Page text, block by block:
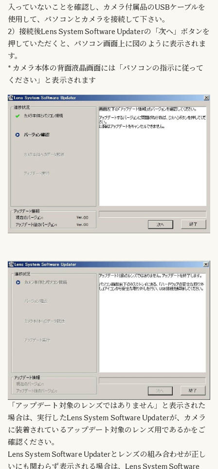
入っていないことを確認し、カメラ付属品のUSBケーブルを
使用して、パソコンとカメラを接続して下さい。
2）接続後Lens System Software Updaterの「次へ」ボタンを
押していただくと、パソコン画面上に図のように表示されま
す。
* カメラ本体の背面液晶画面には「パソコンの指示に従って
ください」と表示されます
「アップデート対象のレンズではありません」と表示された
場合は、実行したLens System Software Updaterが、カメラ
に装着されているアップデート対象のレンズ用であるかをご
確認ください。
Lens System Software Updaterとレンズの組み合わせが正し
いにも関わらず表示される場合は、Lens System Software